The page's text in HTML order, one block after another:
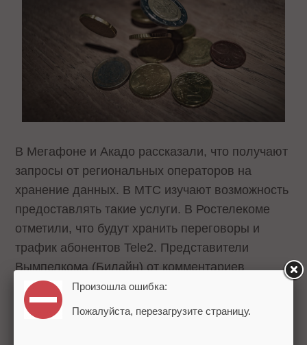
В Мегафоне и Акадо рассказали, что получают
запросы от региональных операторов на
хранение данных. В МТС изучают возможность
предоставлять такие услуги. В Ростелекоме
отметили, что будут хранить переговоры и
трафик абонентов Tele2. Представители
Вымпелкома (Билайн) от комментариев
отказались.Произошла ошибка:
Пожалуйста, перезагрузите страницу.